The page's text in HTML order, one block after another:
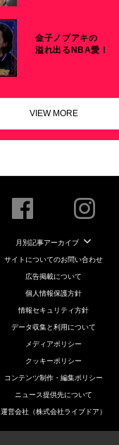
金子ノブアキの
溢れ出るNBA愛！
VIEW MORE
月別記事アーカイブ
サイトについてのお問い合わせ
広告掲載について
個人情報保護方針
情報セキュリティ方針
データ収集と利用について
メディアポリシー
クッキーポリシー
コンテンツ制作・編集ポリシー
ニュース提供先について
運営会社（株式会社ライブドア）